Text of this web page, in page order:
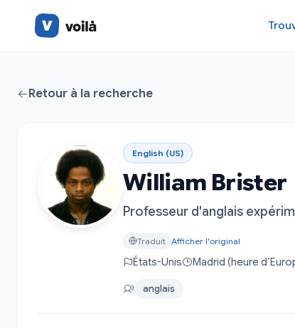
Retour à la recherche
English (US)
William Brister
Professeur d'anglais
Traduit Afficher l'original
États-Unis Madrid (heure
anglais